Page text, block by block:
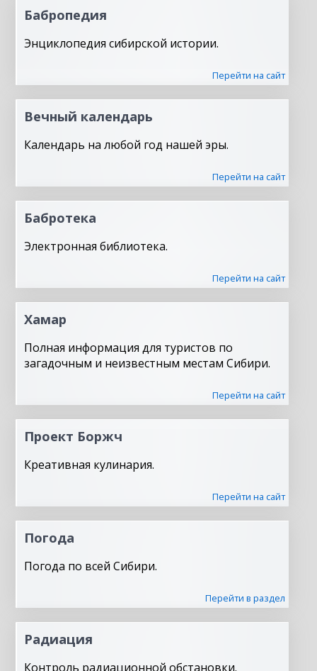
Бабропедия
Энциклопедия сибирской истории.
Перейти на сайт
Вечный календарь
Календарь на любой год нашей эры.
Перейти на сайт
Бабротека
Электронная библиотека.
Перейти на сайт
Хамар
Полная информация для туристов по
загадочным и неизвестным местам Сибири.
Перейти на сайт
Проект Боржч
Креативная кулинария.
Перейти на сайт
Погода
Погода по всей Сибири.
Перейти в раздел
Радиация
Контроль радиационной обстановки.